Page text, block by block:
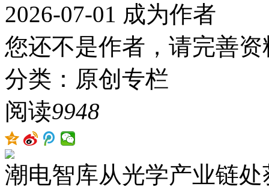
2026-07-01 成为作者
您还不是作者，请完善资
分类：原创专栏
阅读9948
潮电智库从光学产业链